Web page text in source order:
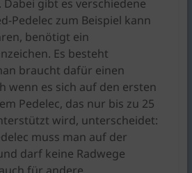
Dabei gibt es verschiedene
Pedelec zum Beispiel kann
benötigt ein
Es besteht
braucht dafür einen
wenn es sich auf den ersten
Pedelec, das nur bis zu 25
wird, unterscheidet:
muss man auf der
darf keine Radwege